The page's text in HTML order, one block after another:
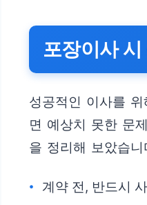
포장이사
성공적인 이사를
면 예상치 못한 문
을 정리해 보았습
계약 전, 반드시